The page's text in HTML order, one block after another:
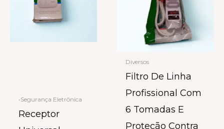
•Segurança Eletrônica
Receptor
Diversos
Filtro De Linha
Profissional Com
6 Tomadas E
Proteção Contra